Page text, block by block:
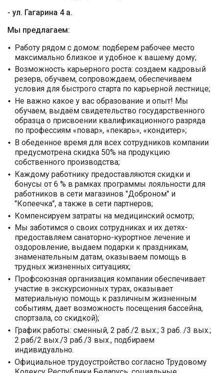
- ул. Гагарина 4 а.
Мы предлагаем:
Работу рядом с домом: подберем рабочее место
максимально близкое и удобное к вашему дому;
Возможность карьерного роста: создаем кадровый
резерв, обучаем, сопровождаем, обеспечиваем
условия для быстрого старта по карьерной лестнице;
Не важно какое у вас образование и опыт! Мы
обучаем, выдаём свидетельство государственного
образца о присвоении квалификационного разряда
по профессиям «повар», «пекарь», «кондитер»;
В обеденное время для всех сотрудников компании
предусмотрена скидка 50% на продукцию
собственного производства;
Каждому работнику предоставляются скидки и
бонусы от 6 % в рамках программы лояльности для
работников в сети магазинов "Доброном" и
"Копеечка", а также в сети партнеров;
Компенсируем затраты на медицинский осмотр;
Мы заботимся о своих сотрудниках и их детях-
предоставляем санаторно-курортное лечение и
оздоровление, выдаем подарки к праздникам,
знаменательным датам, оказываем помощь в
трудных жизненных ситуациях;
Профсоюзная организация компании обеспечивает
участие в экскурсионных турах, оказывает
материальную помощь к различным жизненным
событиям, дает возможность посещения бассейна,
спортзала, со скидкой);
График работы: сменный, 2 раб./2 вых.; 3 раб. /3 вых.;
2 раб/2 вых./3 раб./3 вых., подбираем
индивидуально.
Официальное трудоустройство согласно Трудовому